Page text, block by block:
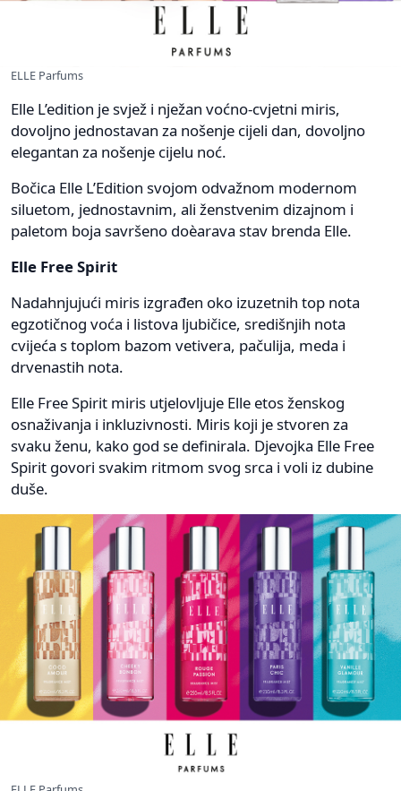
ELLE Parfums
Elle L’edition je svjež i nježan voćno-cvjetni miris,
dovoljno jednostavan za nošenje cijeli dan, dovoljno
elegantan za nošenje cijelu noć.
Bočica Elle L’Edition svojom odvažnom modernom
siluetom, jednostavnim, ali ženstvenim dizajnom i
paletom boja savršeno doèarava stav brenda Elle.
Elle Free Spirit
Nadahnjujući miris izgrađen oko izuzetnih top nota
egzotičnog voća i listova ljubičice, središnjih nota
cvijeća s toplom bazom vetivera, pačulija, meda i
drvenastih nota.
Elle Free Spirit miris utjelovljuje Elle etos ženskog
osnaživanja i inkluzivnosti. Miris koji je stvoren za
svaku ženu, kako god se definirala. Djevojka Elle Free
Spirit govori svakim ritmom svog srca i voli iz dubine
duše.